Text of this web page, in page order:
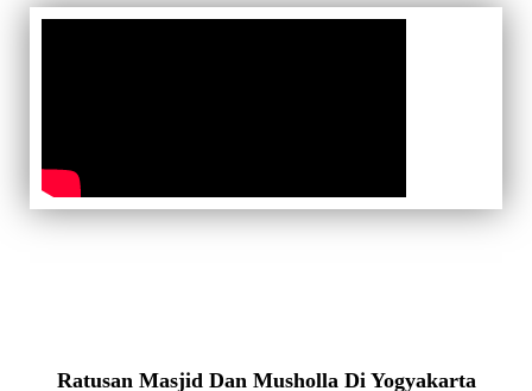
Ratusan Masjid Dan Musholla Di Yogyakarta